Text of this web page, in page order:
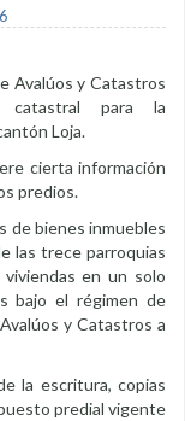
Avalúos y Catastros
catastral para la
Loja.
cierta información
predios.
de bienes inmuebles
las trece parroquias
en un solo
bajo el régimen de
y Catastros a
la escritura, copias
predial vigente